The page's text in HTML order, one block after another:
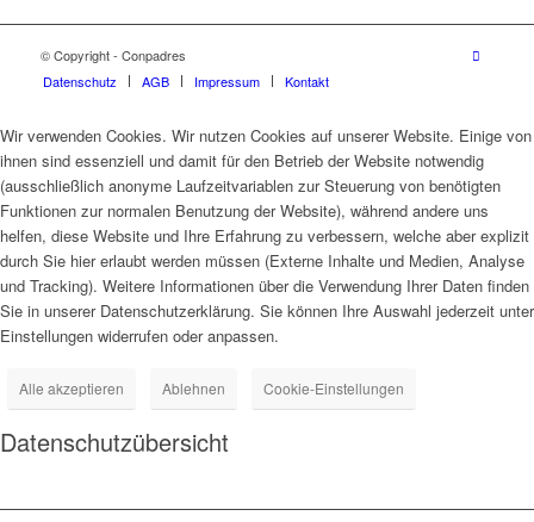
© Copyright - Conpadres
Datenschutz
AGB Impressum Kontakt
Wir verwenden Cookies. Wir nutzen Cookies auf unserer Website. Einige von
ihnen sind essenziell und damit für den Betrieb der Website notwendig
(ausschließlich anonyme Laufzeitvariablen zur Steuerung von benötigten
Funktionen zur normalen Benutzung der Website), während andere uns
helfen, diese Website und Ihre Erfahrung zu verbessern, welche aber explizit
durch Sie hier erlaubt werden müssen (Externe Inhalte und Medien, Analyse
und Tracking). Weitere Informationen über die Verwendung Ihrer Daten finden
Sie in unserer Datenschutzerklärung. Sie können Ihre Auswahl jederzeit unter
Einstellungen widerrufen oder anpassen.
Alle akzeptieren Ablehnen Cookie-Einstellungen
Datenschutzübersicht